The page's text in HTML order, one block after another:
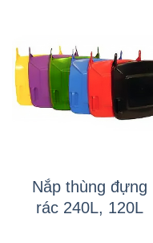
Nắp thùng đựng
rác 240L, 120L